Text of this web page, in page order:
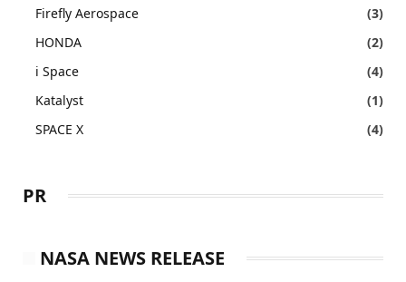
Firefly Aerospace
(3)
HONDA
(2)
i Space
(4)
Katalyst
(1)
SPACE X
(4)
PR
NASA NEWS RELEASE